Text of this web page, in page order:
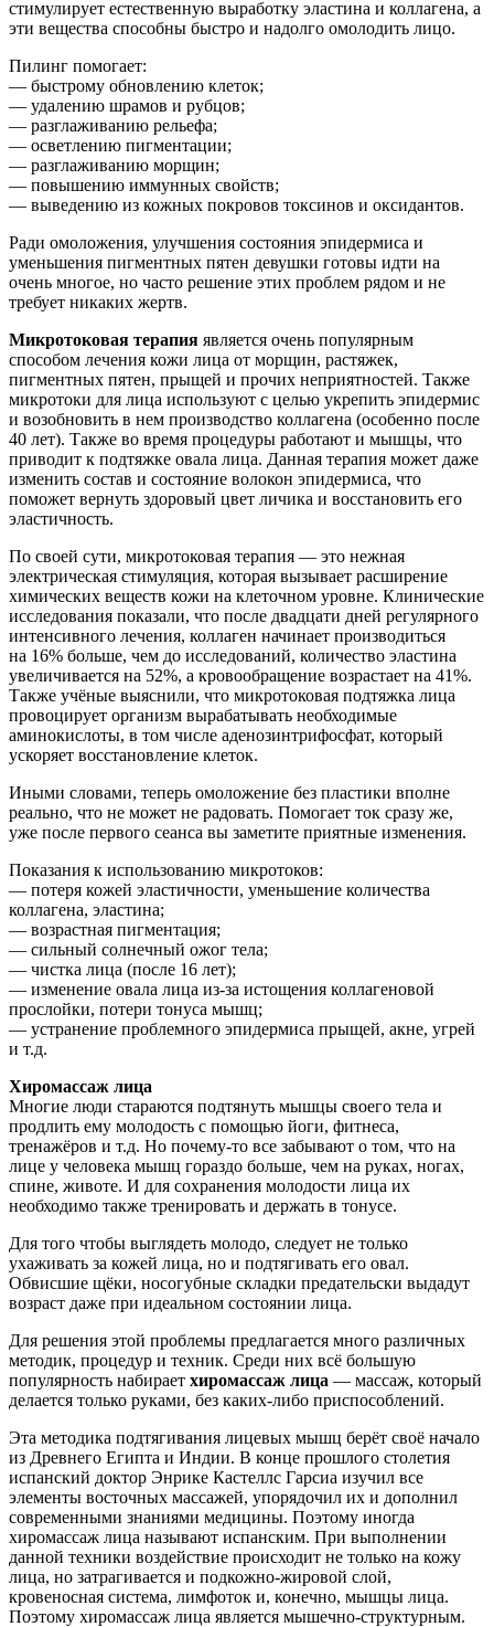
стимулирует естественную выработку эластина и коллагена, а
эти вещества способны быстро и надолго омолодить лицо.
Пилинг помогает:
— быстрому обновлению клеток;
— удалению шрамов и рубцов;
— разглаживанию рельефа;
— осветлению пигментации;
— разглаживанию морщин;
— повышению иммунных свойств;
— выведению из кожных покровов токсинов и оксидантов.
Ради омоложения, улучшения состояния эпидермиса и
уменьшения пигментных пятен девушки готовы идти на
очень многое, но часто решение этих проблем рядом и не
требует никаких жертв.
Микротоковая терапия является очень популярным
способом лечения кожи лица от морщин, растяжек,
пигментных пятен, прыщей и прочих неприятностей. Также
микротоки для лица используют с целью укрепить эпидермис
и возобновить в нем производство коллагена (особенно после
40 лет). Также во время процедуры работают и мышцы, что
приводит к подтяжке овала лица. Данная терапия может даже
изменить состав и состояние волокон эпидермиса, что
поможет вернуть здоровый цвет личика и восстановить его
эластичность.
По своей сути, микротоковая терапия — это нежная
электрическая стимуляция, которая вызывает расширение
химических веществ кожи на клеточном уровне. Клинические
исследования показали, что после двадцати дней регулярного
интенсивного лечения, коллаген начинает производиться
на 16% больше, чем до исследований, количество эластина
увеличивается на 52%, а кровообращение возрастает на 41%.
Также учёные выяснили, что микротоковая подтяжка лица
провоцирует организм вырабатывать необходимые
аминокислоты, в том числе аденозинтрифосфат, который
ускоряет восстановление клеток.
Иными словами, теперь омоложение без пластики вполне
реально, что не может не радовать. Помогает ток сразу же,
уже после первого сеанса вы заметите приятные изменения.
Показания к использованию микротоков:
— потеря кожей эластичности, уменьшение количества
коллагена, эластина;
— возрастная пигментация;
— сильный солнечный ожог тела;
— чистка лица (после 16 лет);
— изменение овала лица из-за истощения коллагеновой
прослойки, потери тонуса мышц;
— устранение проблемного эпидермиса прыщей, акне, угрей
и т.д.
Хиромассаж лица
Многие люди стараются подтянуть мышцы своего тела и
продлить ему молодость с помощью йоги, фитнеса,
тренажёров и т.д. Но почему-то все забывают о том, что на
лице у человека мышц гораздо больше, чем на руках, ногах,
спине, животе. И для сохранения молодости лица их
необходимо также тренировать и держать в тонусе.
Для того чтобы выглядеть молодо, следует не только
ухаживать за кожей лица, но и подтягивать его овал.
Обвисшие щёки, носогубные складки предательски выдадут
возраст даже при идеальном состоянии лица.
Для решения этой проблемы предлагается много различных
методик, процедур и техник. Среди них всё большую
популярность набирает хиромассаж лица — массаж, который
делается только руками, без каких-либо приспособлений.
Эта методика подтягивания лицевых мышц берёт своё начало
из Древнего Египта и Индии. В конце прошлого столетия
испанский доктор Энрике Кастеллс Гарсиа изучил все
элементы восточных массажей, упорядочил их и дополнил
современными знаниями медицины. Поэтому иногда
хиромассаж лица называют испанским. При выполнении
данной техники воздействие происходит не только на кожу
лица, но затрагивается и подкожно-жировой слой,
кровеносная система, лимфоток и, конечно, мышцы лица.
Поэтому хиромассаж лица является мышечно-структурным.